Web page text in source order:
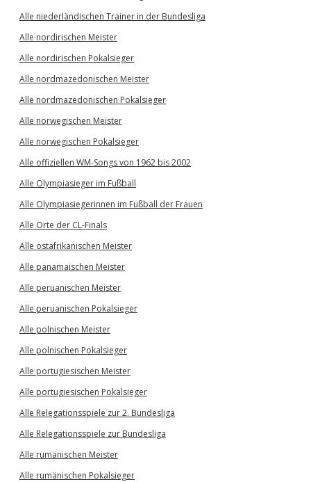
Alle niederländischen Trainer in der Bundesliga
Alle nordirischen Meister
Alle nordirischen Pokalsieger
Alle nordmazedonischen Meister
Alle nordmazedonischen Pokalsieger
Alle norwegischen Meister
Alle norwegischen Pokalsieger
Alle offiziellen WM-Songs von 1962 bis 2002
Alle Olympiasieger im Fußball
Alle Olympiasiegerinnen im Fußball der Frauen
Alle Orte der CL-Finals
Alle ostafrikanischen Meister
Alle panamaischen Meister
Alle peruanischen Meister
Alle peruanischen Pokalsieger
Alle polnischen Meister
Alle polnischen Pokalsieger
Alle portugiesischen Meister
Alle portugiesischen Pokalsieger
Alle Relegationsspiele zur 2. Bundesliga
Alle Relegationsspiele zur Bundesliga
Alle rumänischen Meister
Alle rumänischen Pokalsieger